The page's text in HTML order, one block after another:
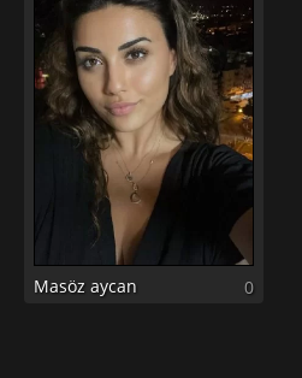
Masöz aycan 0